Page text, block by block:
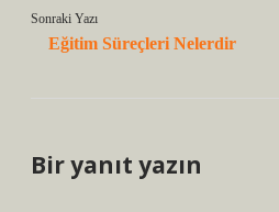
Sonraki Yazı
Eğitim Süreçleri Nelerdir
Bir yanıt yazın